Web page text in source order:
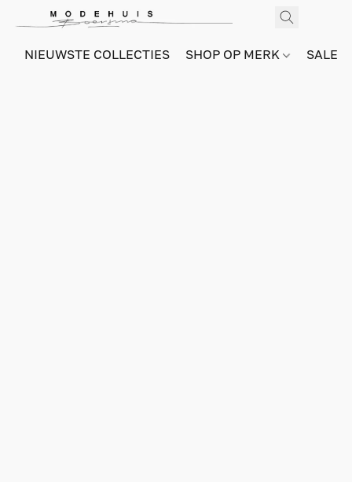
NIEUWSTE COLLECTIES SHOP OP MERK SALE